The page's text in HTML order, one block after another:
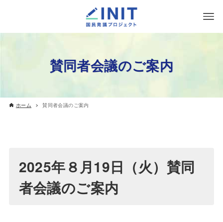
賛同者会議のご案内
ホーム 賛同者会議のご案内
2025年８月19日（火）賛同
者会議のご案内